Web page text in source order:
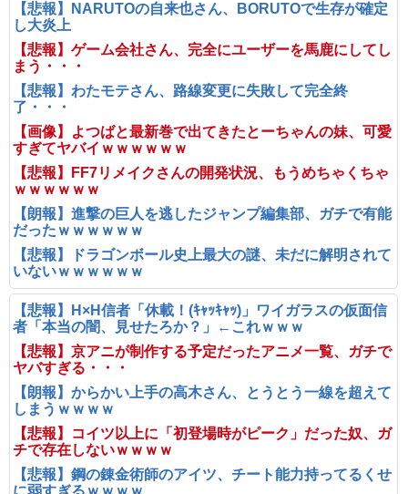
【悲報】NARUTOの自来也さん、BORUTOで生存が確定
し大炎上
【悲報】ゲーム会社さん、完全にユーザーを馬鹿にしてし
まう・・・
【悲報】わたモテさん、路線変更に失敗して完全終
了・・・
【画像】よつばと最新巻で出てきたとーちゃんの妹、可愛
すぎてヤバイｗｗｗｗｗｗ
【悲報】FF7リメイクさんの開発状況、もうめちゃくちゃ
ｗｗｗｗｗｗ
【朗報】進撃の巨人を逃したジャンプ編集部、ガチで有能
だったｗｗｗｗｗｗ
【悲報】ドラゴンボール史上最大の謎、未だに解明されて
いないｗｗｗｗｗｗ
【悲報】H×H信者「休載！(ｷｬｯｷｬｯ)」ワイガラスの仮面信
者「本当の闇、見せたろか？」←これｗｗｗ
【悲報】京アニが制作する予定だったアニメ一覧、ガチで
ヤバすぎる・・・
【朗報】からかい上手の高木さん、とうとう一線を超えて
しまうｗｗｗｗ
【悲報】コイツ以上に「初登場時がピーク」だった奴、ガ
チで存在しないｗｗｗｗ
【悲報】鋼の錬金術師のアイツ、チート能力持ってるくせ
に弱すぎるｗｗｗｗ